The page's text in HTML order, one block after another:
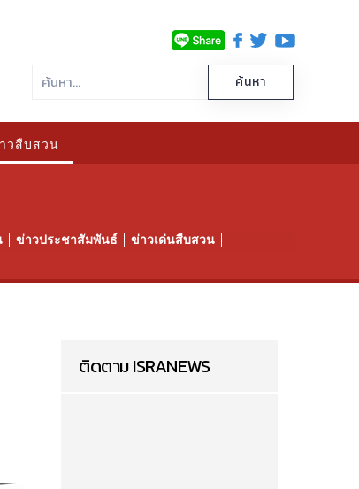
วสืบสวน
ข่าวประชาสัมพันธ์
ข่าวเด่นสืบสวน
ติดตาม ISRANEWS